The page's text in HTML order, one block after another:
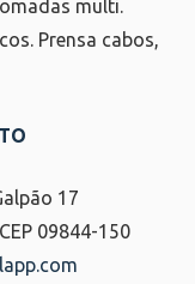
multi.
Prensa cabos,
17
09844-150